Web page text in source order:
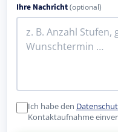
Ihre Nachricht(optional)
Ich habe den
Kontaktaufnahme